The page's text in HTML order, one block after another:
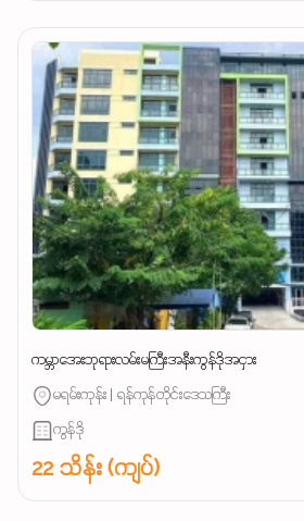
ကမ္ဘာအေးဘုရားလမ်းမကြီးအနီးကွန်ဒိုအငှား
မရမ်းကုန်း | ရန်ကုန်တိုင်းဒေသကြီး
ကွန်ဒို
22 သိန်း (ကျပ်)